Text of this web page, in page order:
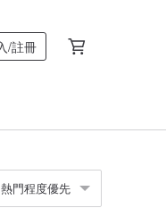
/註冊
熱門程度優先